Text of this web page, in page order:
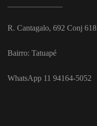
R. Cantagalo, 692 Conj 618
Bairro: Tatuapé
WhatsApp 11 94164-5052